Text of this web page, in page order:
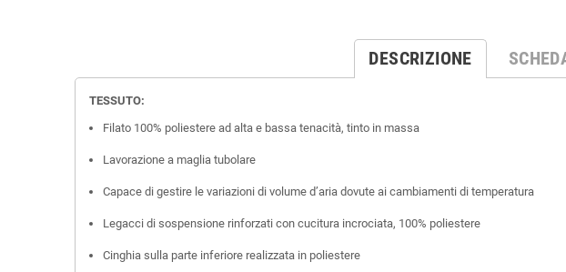
DESCRIZIONE
TESSUTO:
Filato 100% poliestere ad alta e bassa tenacità, tinto in massa
Lavorazione a maglia tubolare
Capace di gestire le variazioni di volume d’aria dovute ai cambiamenti di temperatura
Legacci di sospensione rinforzati con cucitura incrociata, 100% poliestere
Cinghia sulla parte inferiore realizzata in poliestere